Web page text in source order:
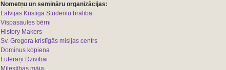
Nometņu un semināru organizācijas:
Latvijas Kristīgā Studentu brālība
Vispasaules bērni
History Makers
Sv. Gregora kristīgās misijas centrs
Dominus kopiena
Luterāņi Dzīvībai
Mīlestības māja